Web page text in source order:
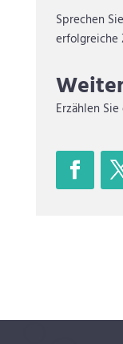
Sprechen
erfolgreiche
Erzählen